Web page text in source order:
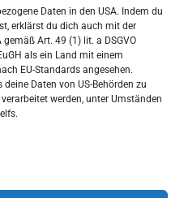
Daten in den USA. Indem du
erklärst du dich auch mit der
Art. 49 (1) lit. a DSGVO
als ein Land mit einem
EU-Standards angesehen.
Daten von US-Behörden zu
werden, unter Umständen
2018
F S
5 6
12 13 14